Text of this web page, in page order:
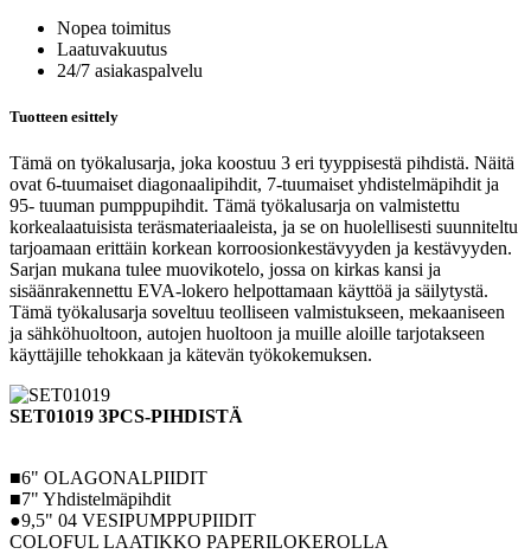
Nopea toimitus
Laatuvakuutus
24/7 asiakaspalvelu
Tuotteen esittely
Tämä on työkalusarja, joka koostuu 3 eri tyyppisestä pihdistä. Näitä
ovat 6-tuumaiset diagonaalipihdit, 7-tuumaiset yhdistelmäpihdit ja
95- tuuman pumppupihdit. Tämä työkalusarja on valmistettu
korkealaatuisista teräsmateriaaleista, ja se on huolellisesti suunniteltu
tarjoamaan erittäin korkean korroosionkestävyyden ja kestävyyden.
Sarjan mukana tulee muovikotelo, jossa on kirkas kansi ja
sisäänrakennettu EVA-lokero helpottamaan käyttöä ja säilytystä.
Tämä työkalusarja soveltuu teolliseen valmistukseen, mekaaniseen
ja sähköhuoltoon, autojen huoltoon ja muille aloille tarjotakseen
käyttäjille tehokkaan ja kätevän työkokemuksen.
SET01019 3PCS-PIHDISTÄ
■6" OLAGONALPIIDIT
■7" Yhdistelmäpihdit
●9,5" 04 VESIPUMPPUPIIDIT
COLOFUL LAATIKKO PAPERILOKEROLLA